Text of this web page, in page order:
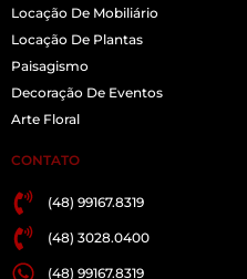
Locação De Mobiliário
Locação De Plantas
Paisagismo
Decoração De Eventos
Arte Floral
CONTATO
(48) 99167.8319
(48) 3028.0400
(48) 99167.8319